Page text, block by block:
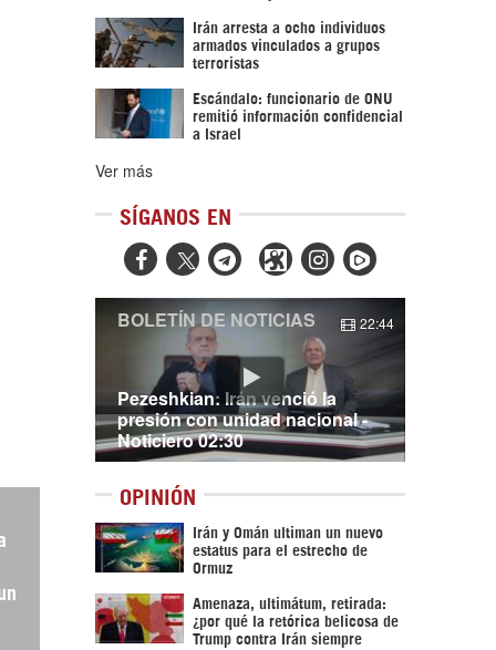
Irán arresta a ocho individuos
armados vinculados a grupos
terroristas
Escándalo: funcionario de ONU
remitió información confidencial
a Israel
Ver más
SÍGANOS EN
  
Pezeshkian: Irán venció la
presión con unidad nacional -
Noticiero 02:30
BOLETÍN DE NOTICIAS 22:44
OPINIÓN
Irán y Omán ultiman un nuevo
estatus para el estrecho de
Ormuz
Amenaza, ultimátum, retirada:
¿por qué la retórica belicosa de
Trump contra Irán siempre